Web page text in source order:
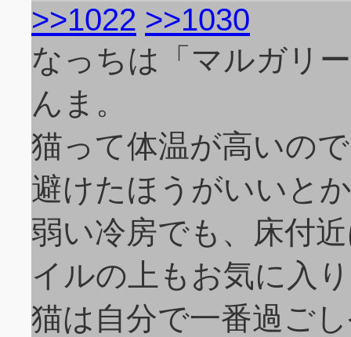
>>1022 >>1030
なっちは「マルガリ
んま。
猫って体温が高いの
避けたほうがいいと
弱い冷房でも、床付
イルの上もお気に入
猫は自分で一番過ご